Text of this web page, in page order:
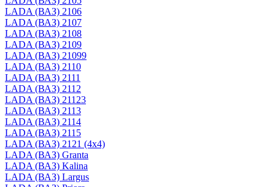
LADA (ВАЗ) 2106
LADA (ВАЗ) 2107
LADA (ВАЗ) 2108
LADA (ВАЗ) 2109
LADA (ВАЗ) 21099
LADA (ВАЗ) 2110
LADA (ВАЗ) 2111
LADA (ВАЗ) 2112
LADA (ВАЗ) 21123
LADA (ВАЗ) 2113
LADA (ВАЗ) 2114
LADA (ВАЗ) 2115
LADA (ВАЗ) 2121 (4x4)
LADA (ВАЗ) Granta
LADA (ВАЗ) Kalina
LADA (ВАЗ) Largus